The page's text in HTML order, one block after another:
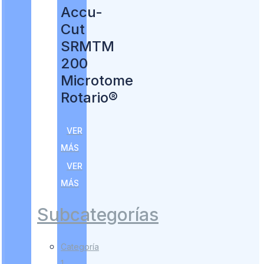
Accu-
Cut
SRMTM
200
Microtome
Rotario®
VER
MÁS
VER
MÁS
Subcategorías
Categoría